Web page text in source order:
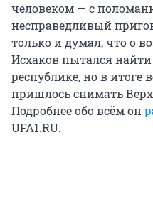
человеком — с
несправедливый
только и думал, что о
Исхаков пытался
республике, но в итоге
пришлось снимать
Подробнее обо всём он
UFA1.RU.